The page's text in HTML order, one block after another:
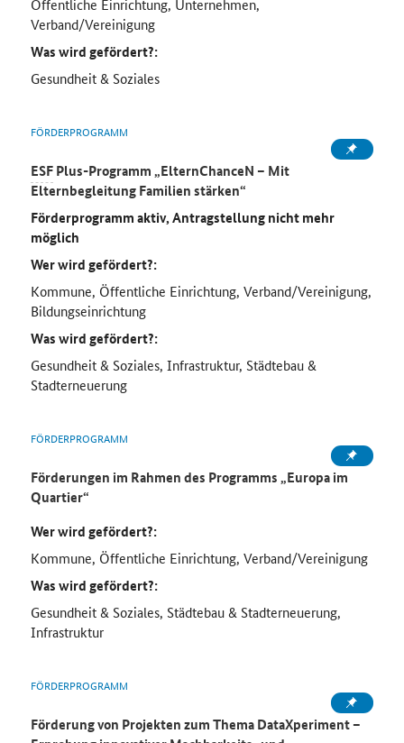
Öffentliche Einrichtung, Unternehmen,
Verband/Vereinigung
Was wird gefördert?:
Gesundheit & Soziales
FÖRDERPROGRAMM
ESFPlus-Programm „ElternChanceN – Mit
Elternbegleitung Familien stärken“
Förderprogramm aktiv, Antragstellung nicht mehr
möglich
Wer wird gefördert?:
Kommune, Öffentliche Einrichtung, Verband/Vereinigung,
Bildungseinrichtung
Was wird gefördert?:
Gesundheit & Soziales, Infrastruktur, Städtebau &
Stadterneuerung
FÖRDERPROGRAMM
Förderungen im Rahmen des Programms „Europa im
Quartier“
Wer wird gefördert?:
Kommune, Öffentliche Einrichtung, Verband/Vereinigung
Was wird gefördert?:
Gesundheit & Soziales, Städtebau & Stadterneuerung,
Infrastruktur
FÖRDERPROGRAMM
Förderung von Projekten zum Thema DataXperiment –